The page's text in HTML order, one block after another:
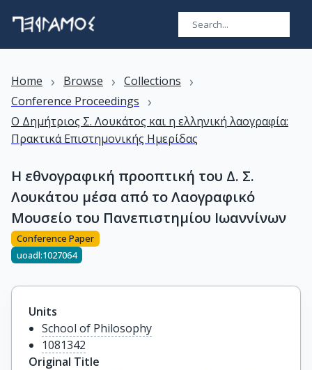
Home › Browse › Collections ›
Conference Proceedings ›
Ο Δημήτριος Σ. Λουκάτος και η ελληνική λαογραφία:
Πρακτικά Επιστημονικής Ημερίδας
Η εθνογραφική προοπτική του Δ. Σ.
Λουκάτου μέσα από το Λαογραφικό
Μουσείο του Πανεπιστημίου Ιωαννίνων
Conference Paper
uoadl:1027064
Units
School of Philosophy
1081342
Original Title